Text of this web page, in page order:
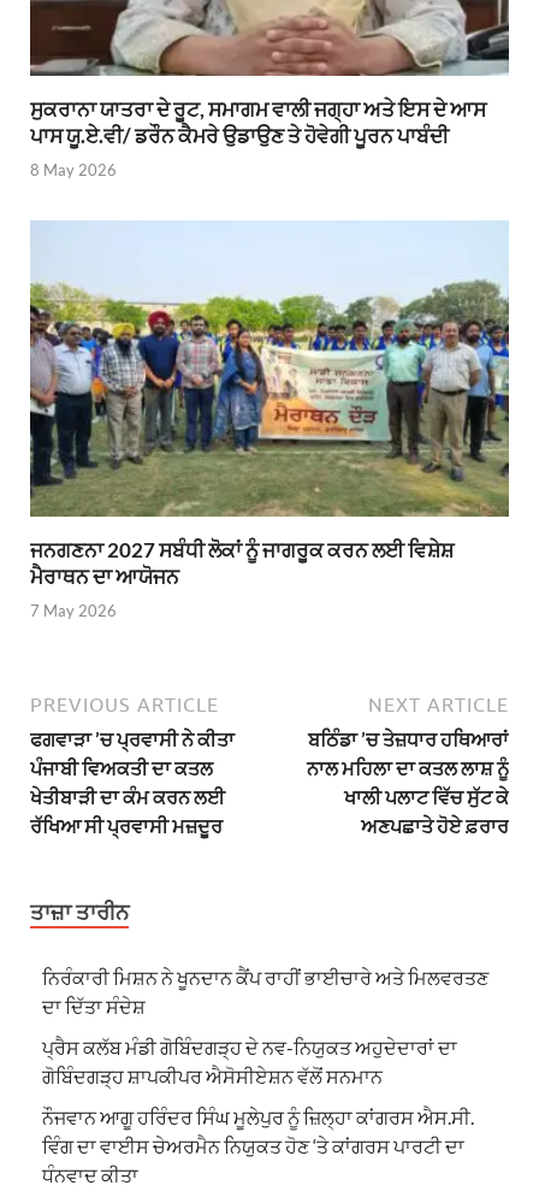
ਸੁਕਰਾਨਾ ਯਾਤਰਾ ਦੇ ਰੂਟ, ਸਮਾਗਮ ਵਾਲੀ ਜਗ੍ਹਾ ਅਤੇ ਇਸ ਦੇ ਆਸ
ਪਾਸ ਯੂ.ਏ.ਵੀ/ ਡਰੌਨ ਕੈਮਰੇ ਉਡਾਉਣ ਤੇ ਹੋਵੇਗੀ ਪੂਰਨ ਪਾਬੰਦੀ
8 May 2026
ਜਨਗਣਨਾ 2027 ਸਬੰਧੀ ਲੋਕਾਂ ਨੂੰ ਜਾਗਰੂਕ ਕਰਨ ਲਈ ਵਿਸ਼ੇਸ਼
ਮੈਰਾਥਨ ਦਾ ਆਯੋਜਨ
7 May 2026
PREVIOUS ARTICLE
ਫਗਵਾੜਾ ’ਚ ਪ੍ਰਵਾਸੀ ਨੇ ਕੀਤਾ
ਪੰਜਾਬੀ ਵਿਅਕਤੀ ਦਾ ਕਤਲ
ਖੇਤੀਬਾੜੀ ਦਾ ਕੰਮ ਕਰਨ ਲਈ
ਰੱਖਿਆ ਸੀ ਪ੍ਰਵਾਸੀ ਮਜ਼ਦੂਰ
NEXT ARTICLE
ਬਠਿੰਡਾ ’ਚ ਤੇਜ਼ਧਾਰ ਹਥਿਆਰਾਂ
ਨਾਲ ਮਹਿਲਾ ਦਾ ਕਤਲ ਲਾਸ਼ ਨੂੰ
ਖਾਲੀ ਪਲਾਟ ਵਿੱਚ ਸੁੱਟ ਕੇ
ਅਣਪਛਾਤੇ ਹੋਏ ਫ਼ਰਾਰ
ਤਾਜ਼ਾ ਤਾਰੀਨ
ਨਿਰੰਕਾਰੀ ਮਿਸ਼ਨ ਨੇ ਖੂਨਦਾਨ ਕੈਂਪ ਰਾਹੀਂ ਭਾਈਚਾਰੇ ਅਤੇ ਮਿਲਵਰਤਣ
ਦਾ ਦਿੱਤਾ ਸੰਦੇਸ਼
ਪ੍ਰੈਸ ਕਲੱਬ ਮੰਡੀ ਗੋਬਿੰਦਗੜ੍ਹ ਦੇ ਨਵ-ਨਿਯੁਕਤ ਅਹੁਦੇਦਾਰਾਂ ਦਾ
ਗੋਬਿੰਦਗੜ੍ਹ ਸ਼ਾਪਕੀਪਰ ਐਸੋਸੀਏਸ਼ਨ ਵੱਲੋਂ ਸਨਮਾਨ
ਨੌਜਵਾਨ ਆਗੂ ਹਰਿੰਦਰ ਸਿੰਘ ਮੂਲੇਪੁਰ ਨੂੰ ਜ਼ਿਲ੍ਹਾ ਕਾਂਗਰਸ ਐਸ.ਸੀ.
ਵਿੰਗ ਦਾ ਵਾਈਸ ਚੇਅਰਮੈਨ ਨਿਯੁਕਤ ਹੋਣ ‘ਤੇ ਕਾਂਗਰਸ ਪਾਰਟੀ ਦਾ
ਧੰਨਵਾਦ ਕੀਤਾ